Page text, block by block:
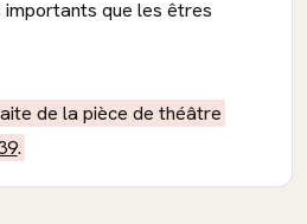
que les êtres
de la pièce de théâtre
.